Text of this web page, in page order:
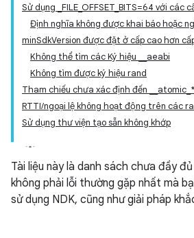
Sử dụng _FILE_OFFSET_BITS=64 với các
Định nghĩa không được khai báo hoặc
minSdkVersion được đặt ở cấp cao hơn
Không thể tìm các Ký hiệu __aeabi
Không tìm được ký hiệu rand
Tham chiếu chưa xác định đến __atomic_*
RTTI/ngoại lệ không hoạt động trên các
Sử dụng thư viện tạo sẵn không khớp
Tài liệu này là danh sách chưa đầy
không phải lỗi thường gặp nhất mà
sử dụng NDK, cũng như giải pháp